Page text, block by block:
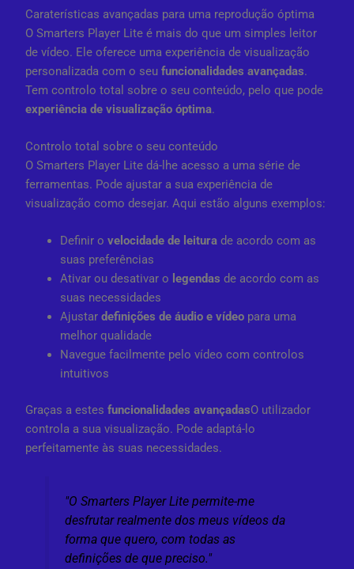
Caraterísticas avançadas para uma reprodução óptima
O Smarters Player Lite é mais do que um simples leitor
de vídeo. Ele oferece uma experiência de visualização
personalizada com o seufuncionalidades avançadas.
Tem controlo total sobre o seu conteúdo, pelo que pode
experiência de visualização óptima.
Controlo total sobre o seu conteúdo
O Smarters Player Lite dá-lhe acesso a uma série de
ferramentas. Pode ajustar a sua experiência de
visualização como desejar. Aqui estão alguns exemplos:
Definir ovelocidade de leitura de acordo com as
suas preferências
Ativar ou desativar o legendas de acordo com as
suas necessidades
Ajustardefinições de áudio e vídeo para uma
melhor qualidade
Navegue facilmente pelo vídeo com controlos
intuitivos
Graças a estesfuncionalidades avançadasO utilizador
controla a sua visualização. Pode adaptá-lo
perfeitamente às suas necessidades.
"O Smarters Player Lite permite-me
desfrutar realmente dos meus vídeos da
forma que quero, com todas as
definições de que preciso."